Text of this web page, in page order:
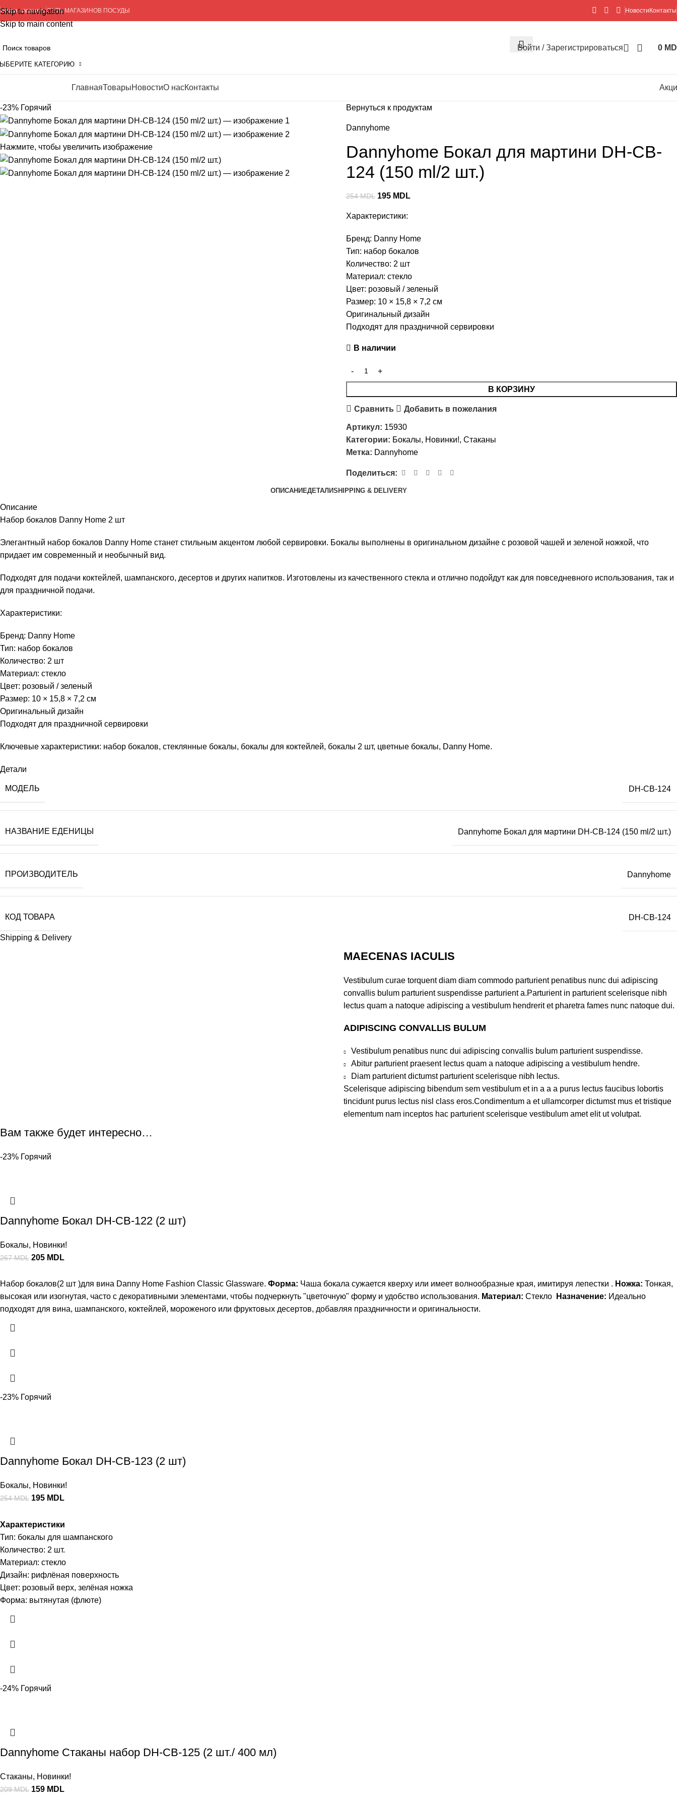
Skip to navigation
Skip to main content
Наши магазиныСЕТЬ МАГАЗИНОВ ПОСУДЫ Новости Контакты
КАТЕГОРИЮ
Войти / Зарегистрироваться 0
ГлавнаяТоварыНовостиО насКонтакты
-23% Горячий
Нажмите, чтобы увеличить изображение
Вернуться к продуктам
Dannyhome
Dannyhome Бокал для мартини DH-CB-
124 (150 ml/2 шт.)
254MDL 195 MDL
Характеристики:
Бренд: Danny Home
Тип: набор бокалов
Количество: 2 шт
Материал: стекло
Цвет: розовый / зеленый
Размер: 10 × 15,8 × 7,2 см
Оригинальный дизайн
Подходят для праздничной сервировки
В наличии
В КОРЗИНУ
Сравнить Добавить в пожелания
Артикул: 15930
Категории: Бокалы, Новинки!, Стаканы
Метка: Dannyhome
Поделиться:
ОПИСАНИЕДЕТАЛИSHIPPING & DELIVERY
Описание
Набор бокалов Danny Home 2 шт
Элегантный набор бокалов Danny Home станет стильным акцентом любой сервировки. Бокалы выполнены в оригинальном дизайне с розовой чашей и зеленой ножкой, что
придает им современный и необычный вид.
Подходят для подачи коктейлей, шампанского, десертов и других напитков. Изготовлены из качественного стекла и отлично подойдут как для повседневного использования, так и
для праздничной подачи.
Характеристики:
Бренд: Danny Home
Тип: набор бокалов
Количество: 2 шт
Материал: стекло
Цвет: розовый / зеленый
Размер: 10 × 15,8 × 7,2 см
Оригинальный дизайн
Подходят для праздничной сервировки
Ключевые характеристики: набор бокалов, стеклянные бокалы, бокалы для коктейлей, бокалы 2 шт, цветные бокалы, Danny Home.
Детали
МОДЕЛЬ DH-CB-124
НАЗВАНИЕ ЕДЕНИЦЫ Dannyhome Бокал для мартини DH-CB-124 (150 ml/2 шт.)
ПРОИЗВОДИТЕЛЬ Dannyhome
КОД ТОВАРА DH-CB-124
Shipping & Delivery
MAECENAS IACULIS
Vestibulum curae torquent diam diam commodo parturient penatibus nunc dui adipiscing
convallis bulum parturient suspendisse parturient a.Parturient in parturient scelerisque nibh
lectus quam a natoque adipiscing a vestibulum hendrerit et pharetra fames nunc natoque dui.
ADIPISCING CONVALLIS BULUM
Vestibulum penatibus nunc dui adipiscing convallis bulum parturient suspendisse.
Abitur parturient praesent lectus quam a natoque adipiscing a vestibulum hendre.
Diam parturient dictumst parturient scelerisque nibh lectus.
Scelerisque adipiscing bibendum sem vestibulum et in a a a purus lectus faucibus lobortis
tincidunt purus lectus nisl class eros.Condimentum a et ullamcorper dictumst mus et tristique
elementum nam inceptos hac parturient scelerisque vestibulum amet elit ut volutpat.
Вам также будет интересно…
-23% Горячий
Dannyhome Бокал DH-CB-122 (2 шт)
Бокалы, Новинки!
267MDL 205 MDL
Набор бокалов(2 шт )для вина Danny Home Fashion Classic Glassware. Форма: Чаша бокала сужается кверху или имеет волнообразные края, имитируя лепестки . Ножка: Тонкая,
высокая или изогнутая, часто с декоративными элементами, чтобы подчеркнуть "цветочную" форму и удобство использования. Материал: Стекло Назначение: Идеально
подходят для вина, шампанского, коктейлей, мороженого или фруктовых десертов, добавляя праздничности и оригинальности.
-23% Горячий
Dannyhome Бокал DH-CB-123 (2 шт)
Бокалы, Новинки!
254MDL 195 MDL
Характеристики
Тип: бокалы для шампанского
Количество: 2 шт.
Материал: стекло
Дизайн: рифлёная поверхность
Цвет: розовый верх, зелёная ножка
Форма: вытянутая (флюте)
-24% Горячий
Dannyhome Стаканы набор DH-CB-125 (2 шт./ 400 мл)
Стаканы, Новинки!
209MDL 159 MDL